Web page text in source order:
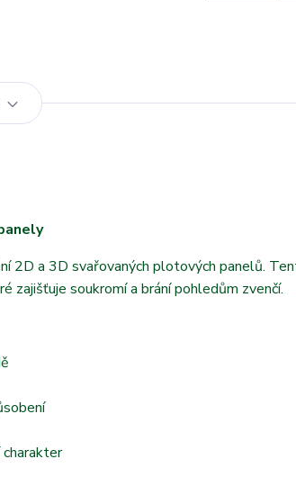
2D a 3D svařovaných plotových panelů.
soukromí a brání pohledům zvenčí.